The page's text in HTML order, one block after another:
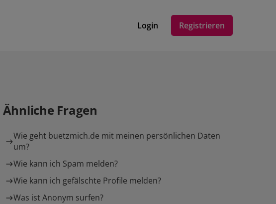
Login Registrieren
Ähnliche Fragen
Wie geht buetzmich.de mit meinen persönlichen Daten
um?
Wie kann ich Spam melden?
Wie kann ich gefälschte Profile melden?
Was ist Anonym surfen?